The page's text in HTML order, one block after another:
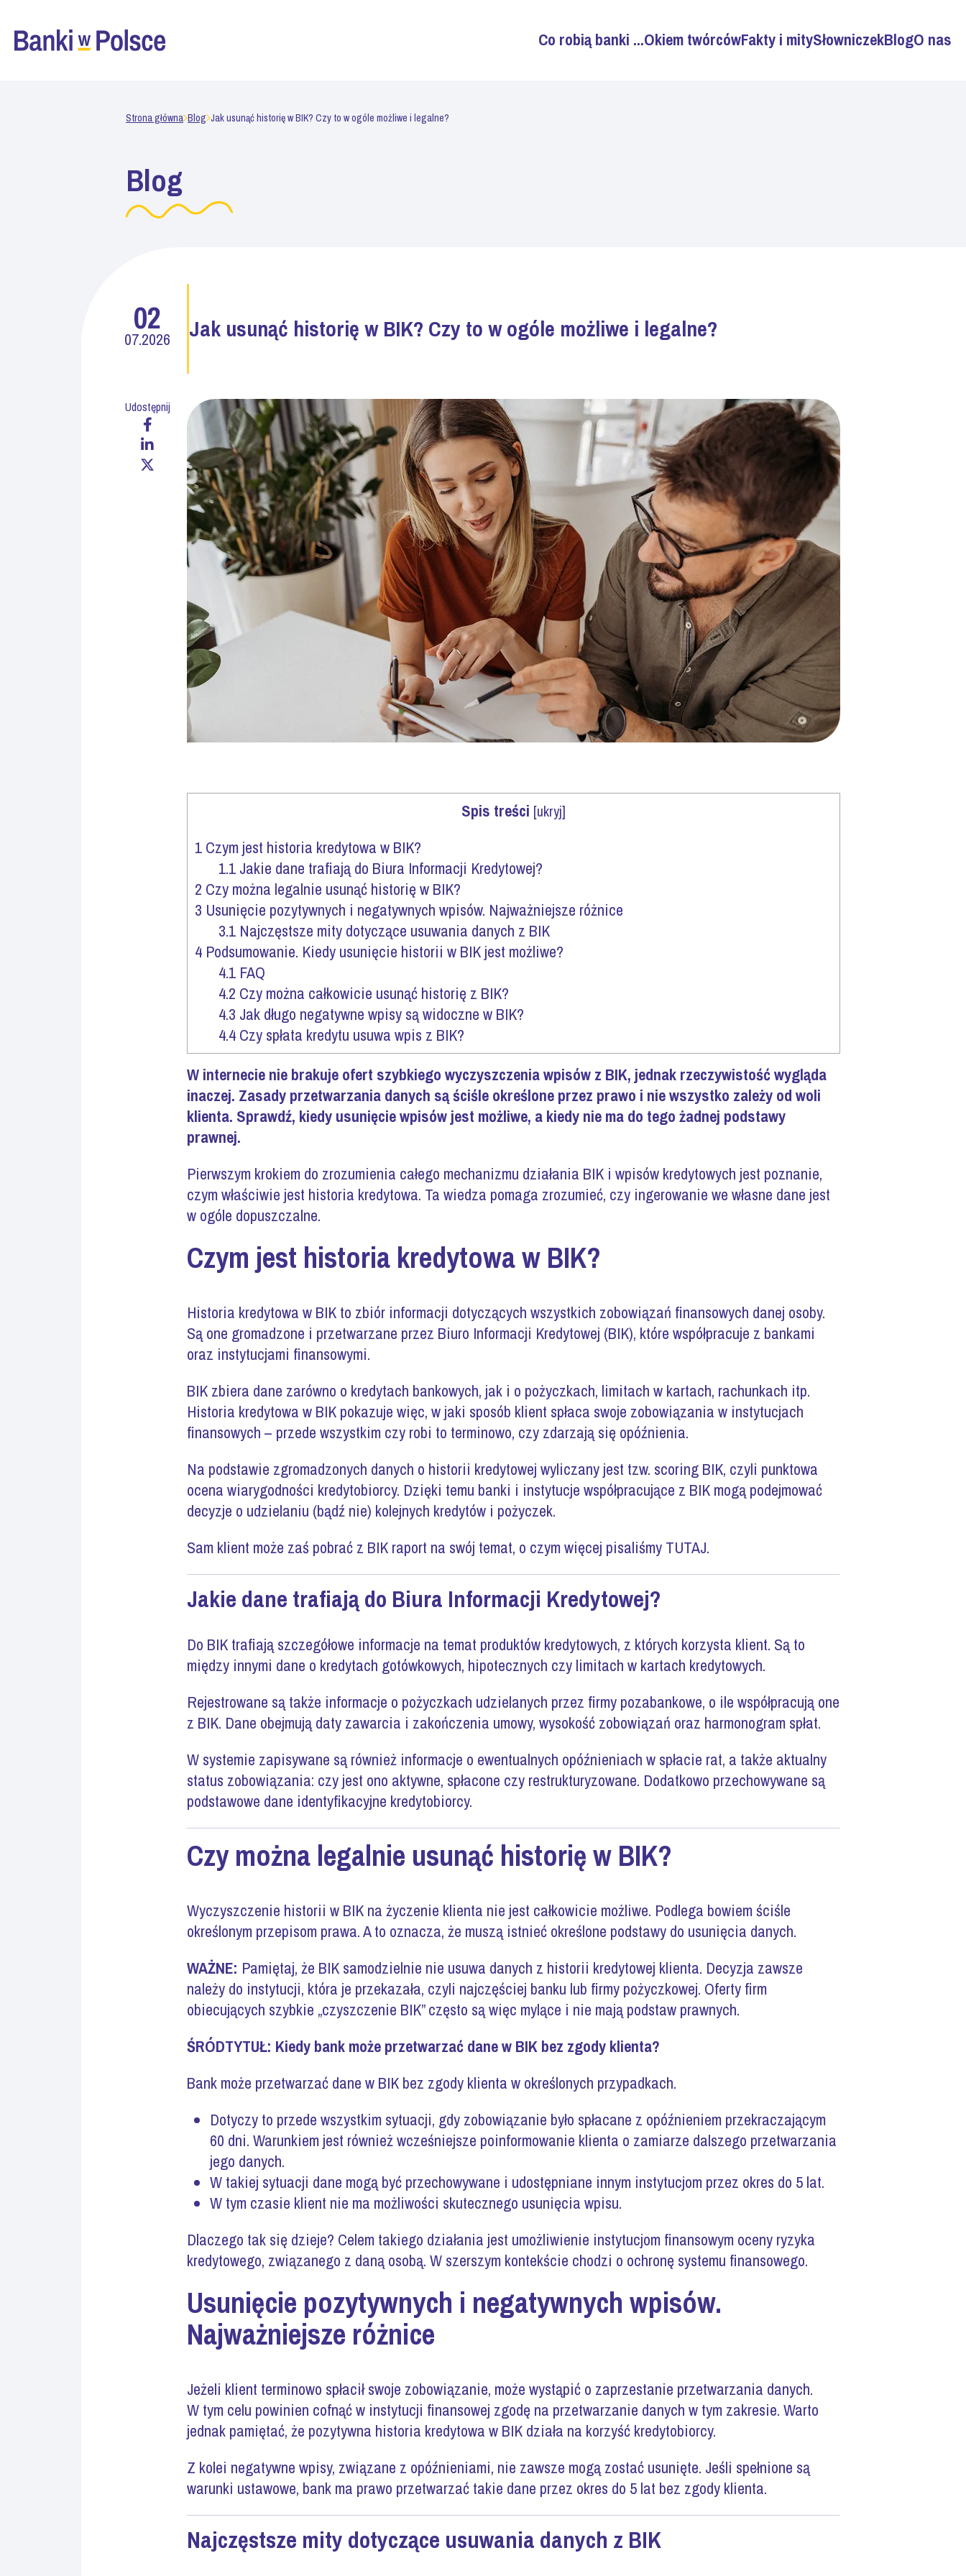
Co robią banki ...Okiem twórcówFakty i mitySłowniczekBlogO nas
Strona główna Blog Jak usunąć historię w BIK? Czy to w ogóle możliwe i legalne?
Blog
02
07.2026 Jak usunąć historię w BIK? Czy to w ogóle możliwe i legalne?
Udostępnij
Spis treści [ukryj]
1Czym jest historia kredytowa w BIK?
1.1Jakie dane trafiają do Biura Informacji Kredytowej?
2 Czy można legalnie usunąć historię w BIK?
3 Usunięcie pozytywnych i negatywnych wpisów. Najważniejsze różnice
3.1Najczęstsze mity dotyczące usuwania danych z BIK
4Podsumowanie. Kiedy usunięcie historii w BIK jest możliwe?
4.1FAQ
4.2 Czy można całkowicie usunąć historię z BIK?
4.3 Jak długo negatywne wpisy są widoczne w BIK?
4.4Czy spłata kredytu usuwa wpis z BIK?
W internecie nie brakuje ofert szybkiego wyczyszczenia wpisów z BIK, jednak rzeczywistość wygląda
inaczej. Zasady przetwarzania danych są ściśle określone przez prawo i nie wszystko zależy od woli
klienta. Sprawdź, kiedy usunięcie wpisów jest możliwe, a kiedy nie ma do tego żadnej podstawy
prawnej.
Pierwszym krokiem do zrozumienia całego mechanizmu działania BIK i wpisów kredytowych jest poznanie,
czym właściwie jest historia kredytowa. Ta wiedza pomaga zrozumieć, czy ingerowanie we własne dane jest
w ogóle dopuszczalne.
Czym jest historia kredytowa w BIK?
Historia kredytowa w BIK to zbiór informacji dotyczących wszystkich zobowiązań finansowych danej osoby.
Są one gromadzone i przetwarzane przez Biuro Informacji Kredytowej (BIK), które współpracuje z bankami
oraz instytucjami finansowymi.
BIK zbiera dane zarówno o kredytach bankowych, jak i o pożyczkach, limitach w kartach, rachunkach itp.
Historia kredytowa w BIK pokazuje więc, w jaki sposób klient spłaca swoje zobowiązania w instytucjach
finansowych – przede wszystkim czy robi to terminowo, czy zdarzają się opóźnienia.
Na podstawie zgromadzonych danych o historii kredytowej wyliczany jest tzw. scoring BIK, czyli punktowa
ocena wiarygodności kredytobiorcy. Dzięki temu banki i instytucje współpracujące z BIK mogą podejmować
decyzje o udzielaniu (bądź nie) kolejnych kredytów i pożyczek.
Sam klient może zaś pobrać z BIK raport na swój temat, o czym więcej pisaliśmy TUTAJ.
Jakie dane trafiają do Biura Informacji Kredytowej?
Do BIK trafiają szczegółowe informacje na temat produktów kredytowych, z których korzysta klient. Są to
między innymi dane o kredytach gotówkowych, hipotecznych czy limitach w kartach kredytowych.
Rejestrowane są także informacje o pożyczkach udzielanych przez firmy pozabankowe, o ile współpracują one
z BIK. Dane obejmują daty zawarcia i zakończenia umowy, wysokość zobowiązań oraz harmonogram spłat.
W systemie zapisywane są również informacje o ewentualnych opóźnieniach w spłacie rat, a także aktualny
status zobowiązania: czy jest ono aktywne, spłacone czy restrukturyzowane. Dodatkowo przechowywane są
podstawowe dane identyfikacyjne kredytobiorcy.
Czy można legalnie usunąć historię w BIK?
Wyczyszczenie historii w BIK na życzenie klienta nie jest całkowicie możliwe. Podlega bowiem ściśle
określonym przepisom prawa. A to oznacza, że muszą istnieć określone podstawy do usunięcia danych.
WAŻNE: Pamiętaj, że BIK samodzielnie nie usuwa danych z historii kredytowej klienta. Decyzja zawsze
należy do instytucji, która je przekazała, czyli najczęściej banku lub firmy pożyczkowej. Oferty firm
obiecujących szybkie „czyszczenie BIK” często są więc mylące i nie mają podstaw prawnych.
ŚRÓDTYTUŁ: Kiedy bank może przetwarzać dane w BIK bez zgody klienta?
Bank może przetwarzać dane w BIK bez zgody klienta w określonych przypadkach.
Dotyczy to przede wszystkim sytuacji, gdy zobowiązanie było spłacane z opóźnieniem przekraczającym
60 dni. Warunkiem jest również wcześniejsze poinformowanie klienta o zamiarze dalszego przetwarzania
jego danych.
W takiej sytuacji dane mogą być przechowywane i udostępniane innym instytucjom przez okres do 5 lat.
W tym czasie klient nie ma możliwości skutecznego usunięcia wpisu.
Dlaczego tak się dzieje? Celem takiego działania jest umożliwienie instytucjom finansowym oceny ryzyka
kredytowego, związanego z daną osobą. W szerszym kontekście chodzi o ochronę systemu finansowego.
Usunięcie pozytywnych i negatywnych wpisów.
Najważniejsze różnice
Jeżeli klient terminowo spłacił swoje zobowiązanie, może wystąpić o zaprzestanie przetwarzania danych.
W tym celu powinien cofnąć w instytucji finansowej zgodę na przetwarzanie danych w tym zakresie. Warto
jednak pamiętać, że pozytywna historia kredytowa w BIK działa na korzyść kredytobiorcy.
Z kolei negatywne wpisy, związane z opóźnieniami, nie zawsze mogą zostać usunięte. Jeśli spełnione są
warunki ustawowe, bank ma prawo przetwarzać takie dane przez okres do 5 lat bez zgody klienta.
Najczęstsze mity dotyczące usuwania danych z BIK